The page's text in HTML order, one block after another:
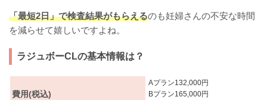
「最短2日」で検査結果がもらえるのも妊婦さんの不安な時間
を減らせて嬉しいですよね。
ラジュボーCLの基本情報は？
費用(税込)
Aプラン132,000円
Bプラン165,000円